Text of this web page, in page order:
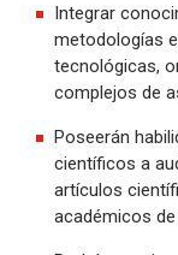
Integrar
metodologías
tecnológicas,
complejos de
Poseerán
científicos a
artículos
académicos